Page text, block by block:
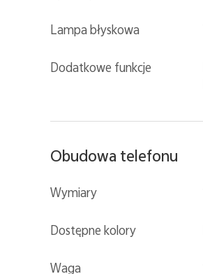
Lampa błyskowa
Dodatkowe funkcje
Obudowa telefonu
Wymiary
Dostępne kolory
Waga